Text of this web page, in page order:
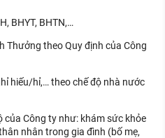
BHYT, BHTN,…
Thưởng theo Quy định của Công
hiếu/hỉ,… theo chế độ nhà nước
Công ty như: khám sức khỏe
nhân trong gia đình (bố mẹ,